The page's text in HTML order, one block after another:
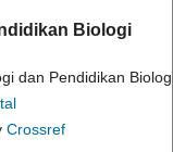
Biologi
dan Pendidikan
Crossref